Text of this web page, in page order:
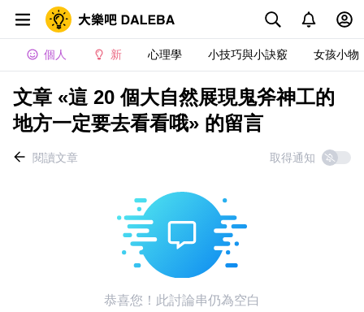
個人 新 心理學 小技巧與小訣竅 女孩小物
文章 «這 20 個大自然展現鬼斧神工的
地方一定要去看看哦» 的留言
閱讀文章 取得通知
恭喜您！此討論串仍為空白